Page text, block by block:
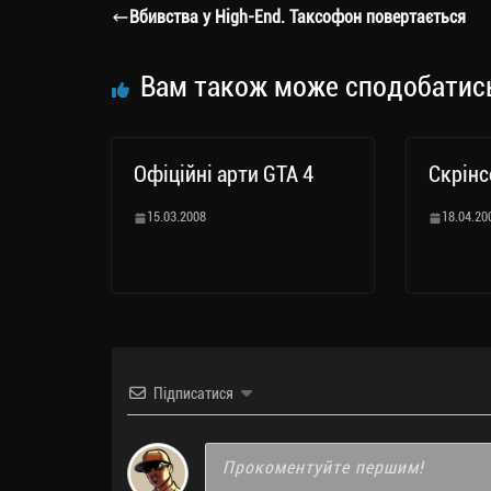
a
er ok Li ли
ся
Вбивства у High-End. Таксофон повертається
Вам також може
Офіційні арти GTA 4
15.03.2008
Підписатися